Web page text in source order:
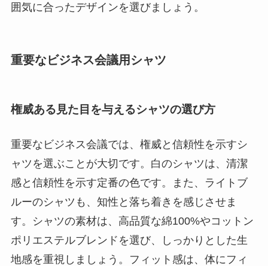
囲気に合ったデザインを選びましょう。
重要なビジネス会議用シャツ
権威ある見た目を与えるシャツの選び方
重要なビジネス会議では、権威と信頼性を示すシ
ャツを選ぶことが大切です。白のシャツは、清潔
感と信頼性を示す定番の色です。また、ライトブ
ルーのシャツも、知性と落ち着きを感じさせま
す。シャツの素材は、高品質な綿100%やコットン
ポリエステルブレンドを選び、しっかりとした生
地感を重視しましょう。フィット感は、体にフィ